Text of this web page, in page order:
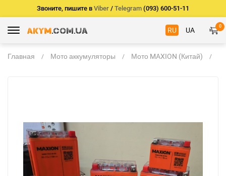
Звоните, пишите в Viber / Telegram (093) 600-51-11
RU UA 0
Главная Мото аккумуляторы Мото MAXION (Китай)